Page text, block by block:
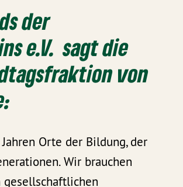
der
e.V. sagt die
von
Orte der Bildung, der
Wir brauchen